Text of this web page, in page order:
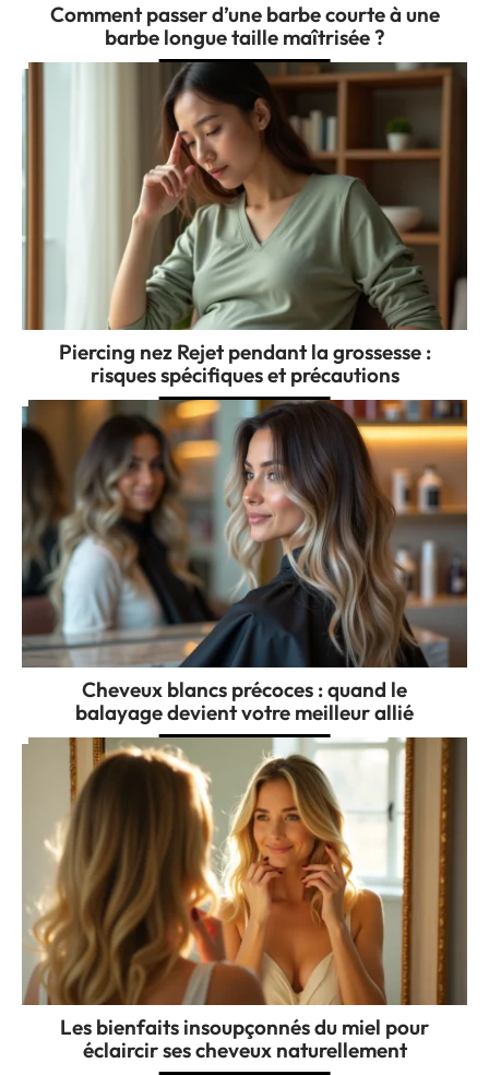
Comment passer d’une barbe courte à une
barbe longue taille maîtrisée ?
Piercing nez Rejet pendant la grossesse :
risques spécifiques et précautions
Cheveux blancs précoces : quand le
balayage devient votre meilleur allié
Les bienfaits insoupçonnés du miel pour
éclaircir ses cheveux naturellement